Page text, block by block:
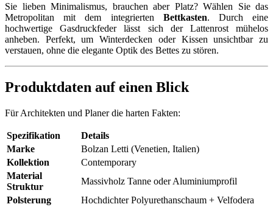
Sie lieben Minimalismus, brauchen aber Platz? Wählen Sie das
Metropolitan mit dem integrierten Bettkasten. Durch eine
hochwertige Gasdruckfeder lässt sich der Lattenrost mühelos
anheben. Perfekt, um Winterdecken oder Kissen unsichtbar zu
verstauen, ohne die elegante Optik des Bettes zu stören.
Produktdaten auf einen Blick
Für Architekten und Planer die harten Fakten:
Spezifikation
Details
Marke
Bolzan Letti (Venetien, Italien)
Kollektion
Contemporary
Material
Struktur
Massivholz Tanne oder Aluminiumprofil
Polsterung
Hochdichter Polyurethanschaum + Velfodera